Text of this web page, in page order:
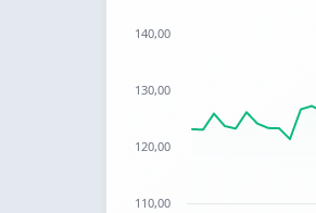
The chart has 1 X axis
The chart has 1 Y axis
110,00
120,00
130,00
140,00